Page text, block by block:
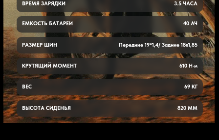
820 ММ
69 КГ
610 Н·м
Передние 19*1,4/ Задние 18x1,85
40 АЧ
3.5 ЧАСА
ВРЕМЯ ЗАРЯДКИ
ЕМКОСТЬ БАТАРЕИ
РАЗМЕР ШИН
КРУТЯЩИЙ МОМЕНТ
ВЕС
ВЫСОТА СИДЕНЬЯ